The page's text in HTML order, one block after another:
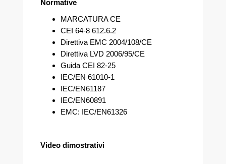
Normative
MARCATURA CE
CEI 64-8 612.6.2
Direttiva EMC 2004/108/CE
Direttiva LVD 2006/95/CE
Guida CEI 82-25
IEC/EN 61010-1
IEC/EN61187
IEC/EN60891
EMC: IEC/EN61326
Video dimostrativi